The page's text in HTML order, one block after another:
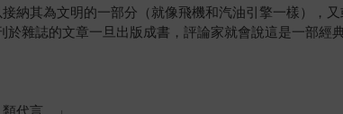
納其為文明的一部分（就像飛機和汽油引擎一樣），又
雜誌的文章一旦出版成書，評論家就會說這是一部經
代言。」